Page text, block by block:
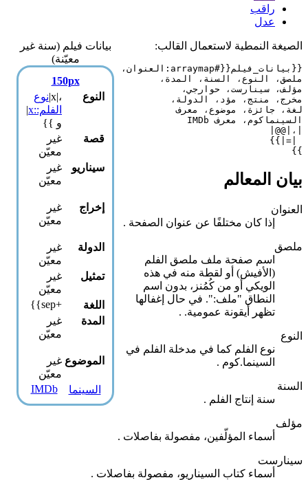
راقب
عدل
بيانات فيلم (سنة غير
معيّنة)
150px
النوع
،|x|
نوع
الفلم::x |
و }}
قصة
غير
معيّن
سيناريو
غير
معيّن
إخراج
غير
معيّن
الدولة
غير
معيّن
تمثيل
غير
معيّن
اللغة
+sep}}
المدة
غير
معيّن
الموضوع غير
معيّن
السينما
IMDb
الصيغة النمطية لاستعمال القالب:
{{بيانات_فيلم{{#arraymap:العنوان،
ملصق، النوع، السنة، المدة،
مؤلف، سينارست، حوارجي،
مخرج، منتج، مؤد، الدولة،
لغة، جائزة، موضوع، معرف
السينماكوم، معرف IMDb
|،|@@|
=|}}
}}
بيان المعالم
العنوان
إذا كان مختلفًا عن عنوان الصفحة .
ملصق
اسم صفحة ملف ملصق الفلم
(الأفيش) أو لقطة منه في هذه
الويكي أو من كُمُنز، بدون اسم
النطاق "ملف:". في حال إغفالها
تظهر أيقونة عمومية. .
النوع
نوع الفلم كما في مدخلة الفلم في
السينما.كوم .
السنة
سنة إنتاج الفلم .
مؤلف
أسماء المؤلّفين، مفصولة بفاصلات .
سينارست
أسماء كتاب السيناريو، مفصولة بفاصلات .